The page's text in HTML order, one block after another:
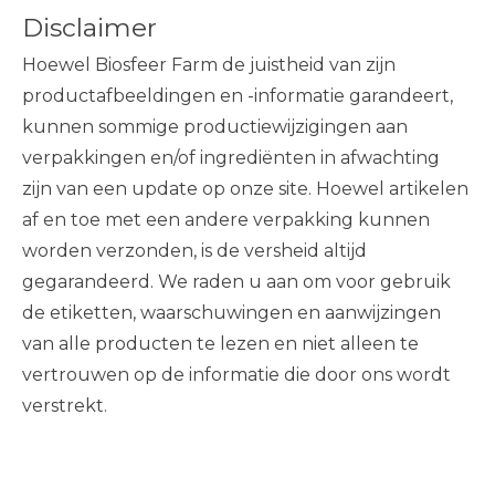
Disclaimer
Hoewel Biosfeer Farm de juistheid van zijn
productafbeeldingen en -informatie garandeert,
kunnen sommige productiewijzigingen aan
verpakkingen en/of ingrediënten in afwachting
zijn van een update op onze site. Hoewel artikelen
af ​​en toe met een andere verpakking kunnen
worden verzonden, is de versheid altijd
gegarandeerd. We raden u aan om voor gebruik
de etiketten, waarschuwingen en aanwijzingen
van alle producten te lezen en niet alleen te
vertrouwen op de informatie die door ons wordt
verstrekt.